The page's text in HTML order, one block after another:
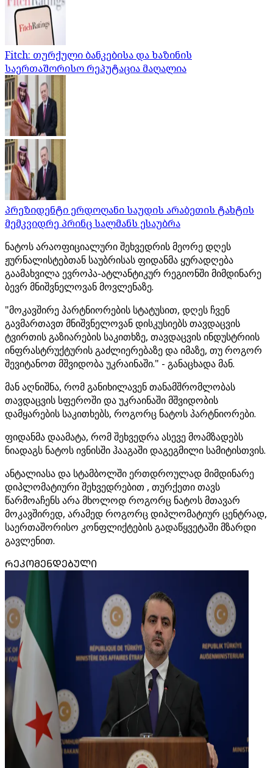
Fitch: თურქული ბანკებისა და ხაზინის
საერთაშორისო რეპუტაცია მაღალია
პრეზიდენტი ერდოღანი საუდის არაბეთის ტახტის
მემკვიდრე პრინც სალმანს ესაუბრა
ნატოს არაოფიციალური შეხვედრის მეორე დღეს
ჟურნალისტებთან საუბრისას ფიდანმა ყურადღება
გაამახვილა ევროპა-ატლანტიკურ რეგიონში მიმდინარე
ბევრ მნიშვნელოვან მოვლენაზე.
"მოკავშირე პარტნიორების სტატუსით, დღეს ჩვენ
გავმართავთ მნიშვნელოვან დისკუსიებს თავდაცვის
ტვირთის გაზიარების საკითხზე, თავდაცვის ინდუსტრიის
ინფრასტრუქტურის გაძლიერებაზე და იმაზე, თუ როგორ
შევიტანოთ მშვიდობა უკრაინაში." - განაცხადა მან.
მან აღნიშნა, რომ განიხილავენ თანამშრომლობას
თავდაცვის სფეროში და უკრაინაში მშვიდობის
დამყარების საკითხებს, როგორც ნატოს პარტნიორები.
ფიდანმა დაამატა, რომ შეხვედრა ასევე მოამზადებს
ნიადაგს ნატოს ივნისში ჰააგაში დაგეგმილი სამიტისთვის.
ანტალიასა და სტამბოლში ერთდროულად მიმდინარე
დიპლომატიური შეხვედრებით , თურქეთი თავს
წარმოაჩენს არა მხოლოდ როგორც ნატოს მთავარ
მოკავშირედ, არამედ როგორც დიპლომატიურ ცენტრად,
საერთაშორისო კონფლიქტების გადაწყვეტაში მზარდი
გავლენით.
ᲠᲔᲙᲝᲛᲔᲜᲓᲔᲑᲣᲚᲘ